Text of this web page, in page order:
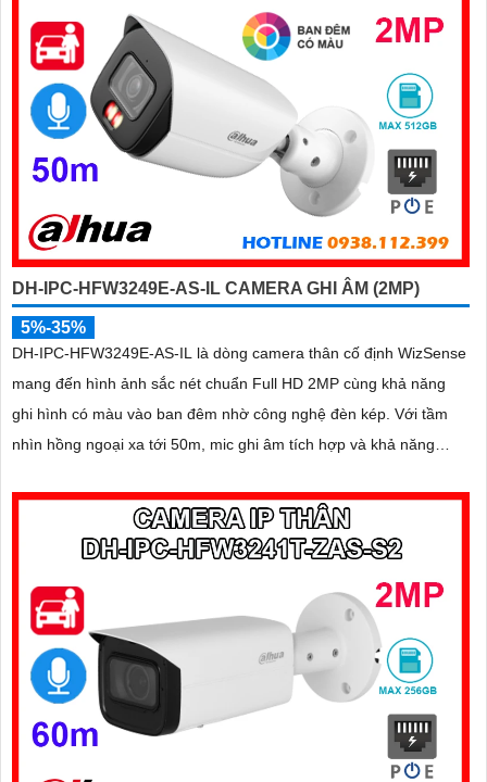
DH-IPC-HFW3249E-AS-IL CAMERA GHI ÂM (2MP)
5%-35%
DH-IPC-HFW3249E-AS-IL là dòng camera thân cố định WizSense
mang đến hình ảnh sắc nét chuẩn Full HD 2MP cùng khả năng
ghi hình có màu vào ban đêm nhờ công nghệ đèn kép. Với tầm
nhìn hồng ngoại xa tới 50m, mic ghi âm tích hợp và khả năng
giảm thiểu cảnh báo giả, hỗ trợ khe thẻ nhớ lên đến 512GB,
chuẩn chống nước IP67 giá rẻ